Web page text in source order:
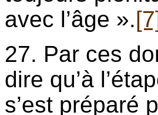
avec l’âge ».
27. Par ces
dire qu’à
s’est préparé